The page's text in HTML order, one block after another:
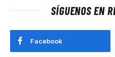
SÍGUENOS EN
Facebook